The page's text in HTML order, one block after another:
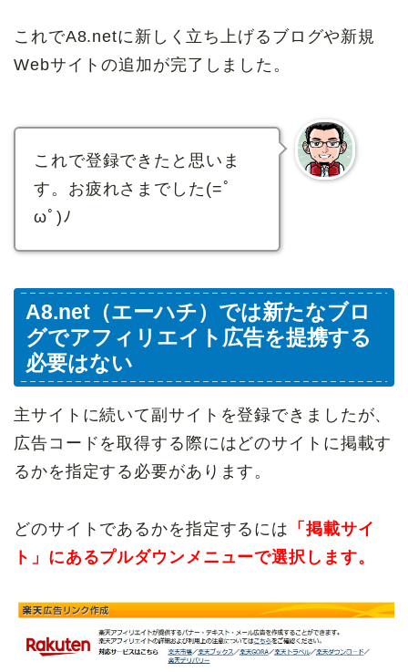
これでA8.netに新しく立ち上げるブログや新規
Webサイトの追加が完了しました。
これで登録できたと思いま
す。お疲れさまでした(=ﾟ
ωﾟ)ﾉ
A8.net（エーハチ）では新たなブロ
グでアフィリエイト広告を提携する
必要はない
主サイトに続いて副サイトを登録できましたが、
広告コードを取得する際にはどのサイトに掲載す
るかを指定する必要があります。
どのサイトであるかを指定するには 「掲載サイ
ト」にあるプルダウンメニューで選択します。